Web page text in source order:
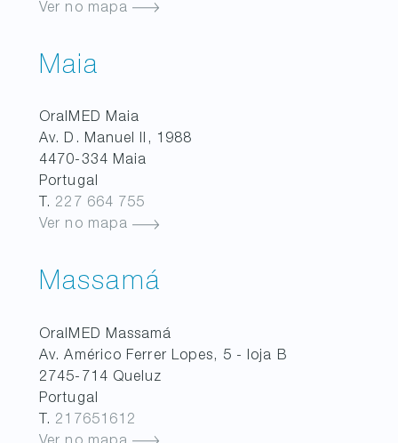
Ver no mapa
Maia
OralMED Maia
Av. D. Manuel II, 1988
4470-334 Maia
Portugal
T. 227 664 755
Ver no mapa
Massamá
OralMED Massamá
Av. Américo Ferrer Lopes, 5 - loja B
2745-714 Queluz
Portugal
T. 217651612